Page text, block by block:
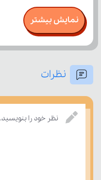
نمایش بیشتر
نظرات
نظر خود را بنویسید.